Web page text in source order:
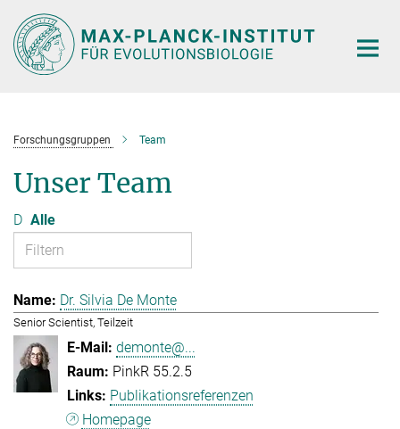
Hauptinhalt
Forschungsgruppen Team
Unser Team
D Alle
Dr. Silvia De Monte
Senior Scientist, Teilzeit
demonte@...
PinkR 55.2.5
Publikationsreferenzen
Homepage